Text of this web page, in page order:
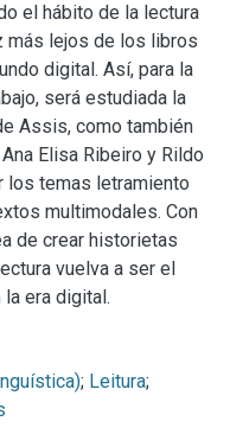
el hábito de la lectura
más lejos de los libros
digital. Así, para la
será estudiada la
Assis, como también
Elisa Ribeiro y Rildo
los temas letramiento
multimodales. Con
de crear historietas
vuelva a ser el
era digital.
; Leitura;